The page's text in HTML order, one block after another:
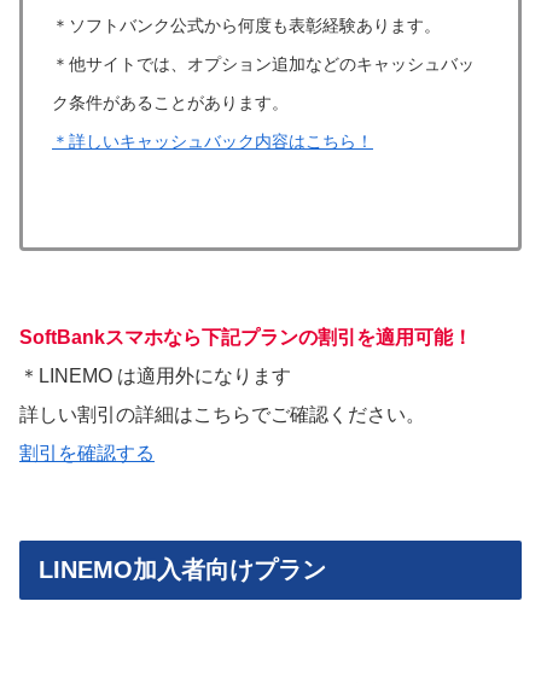
＊ソフトバンク公式から何度も表彰経験あります。
＊ 他サイトでは、オプション追加などのキャッシュバッ
ク条件があることがあります。
＊詳しいキャッシュバック内容はこちら！
SoftBankスマホなら下記プランの割引を適用可能！
＊LINEMO は適用外になります
詳しい割引の詳細はこちらでご確認ください。
割引を確認する
LINEMO加入者向けプラン